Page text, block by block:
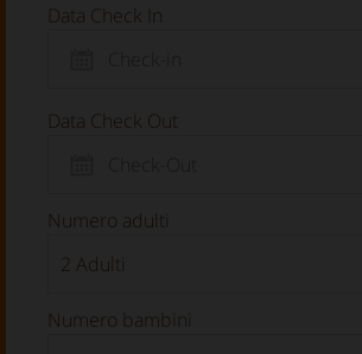
Data Check In
Data Check Out
Numero adulti
Numero bambini